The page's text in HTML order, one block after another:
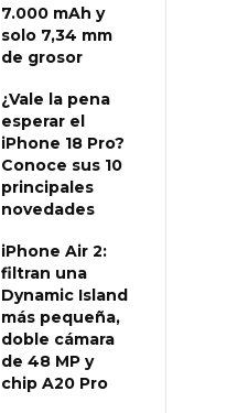
7.000 mAh y
solo 7,34 mm
de grosor
¿Vale la pena
esperar el
iPhone 18 Pro?
Conoce sus 10
principales
novedades
iPhone Air 2:
filtran una
Dynamic Island
más pequeña,
doble cámara
de 48 MP y
chip A20 Pro